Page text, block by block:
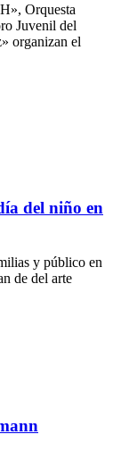
Orquesta
Juvenil del
organizan el
del niño en
y público en
de del arte